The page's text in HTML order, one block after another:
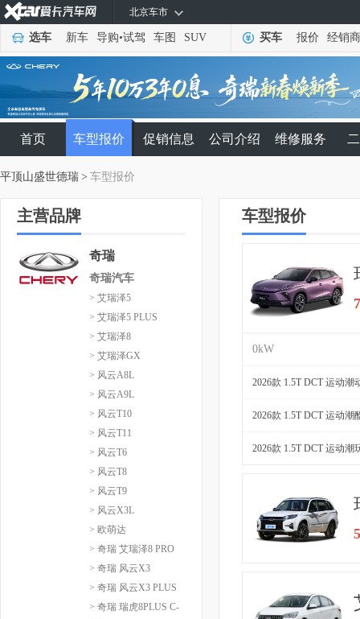
北京车市
选车 新车 导购•试驾 车图 SUV 买车 报价 经销商
首页 车型报价 促销信息 公司介绍 维修服务
平顶山盛世德瑞 > 车型报价
主营品牌
奇瑞
奇瑞汽车
> 艾瑞泽5
> 艾瑞泽5 PLUS
> 艾瑞泽8
> 艾瑞泽GX
> 风云A8L
> 风云A9L
> 风云T10
> 风云T11
> 风云T6
> 风云T8
> 风云T9
> 风云X3L
> 欧萌达
> 奇瑞 艾瑞泽8 PRO
> 奇瑞 风云X3
> 奇瑞 风云X3 PLUS
> 奇瑞 瑞虎8PLUS C-
车型报价
0kW
2026款 1.5T DCT 运动潮
2026款 1.5T DCT 运动潮
2026款 1.5T DCT 运动潮